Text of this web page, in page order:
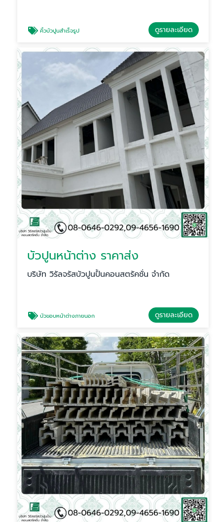
คิ้วบัวปูนสําเร็จรูป ดูรายละเอียด
บัวปูนหน้าต่าง ราคาส่ง
บริษัท วิรัลจรัสบัวปูนปั้นคอนสตรัคชั่น จำกัด
บัวขอบหน้าต่างภายนอก ดูรายละเอียด